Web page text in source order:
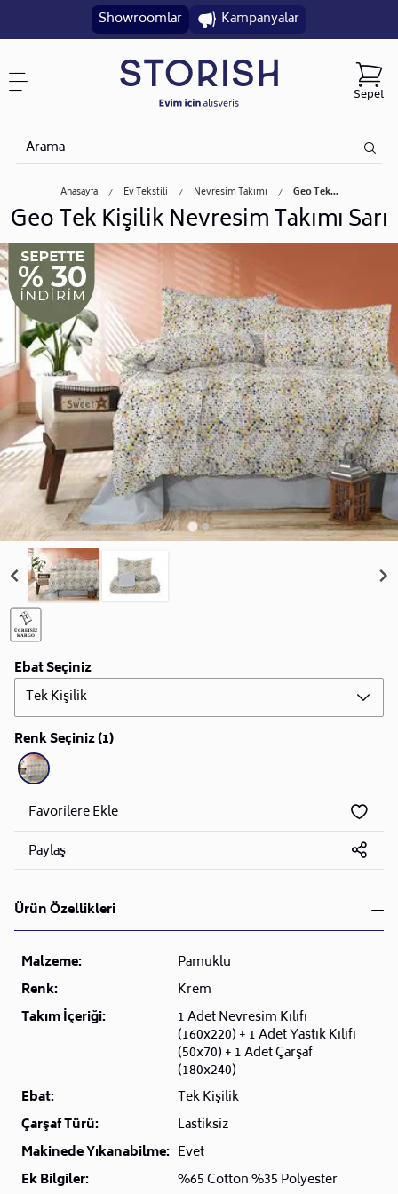
Showroomlar Kampanyalar
Sepet
Anasayfa Ev Tekstili Nevresim Takımı Geo Tek...
Geo Tek Kişilik Nevresim Takımı Sarı
Ebat Seçiniz
Tek Kişilik
Renk Seçiniz (1)
Favorilere Ekle
Paylaş
Ürün Özellikleri
Malzeme:
Pamuklu
Renk:
Krem
Takım İçeriği:
1 Adet Nevresim Kılıfı
(160x220) + 1 Adet Yastık Kılıfı
(50x70) + 1 Adet Çarşaf
(180x240)
Ebat:
Tek Kişilik
Çarşaf Türü:
Lastiksiz
Makinede Yıkanabilme: Evet
Ek Bilgiler:
%65 Cotton %35 Polyester